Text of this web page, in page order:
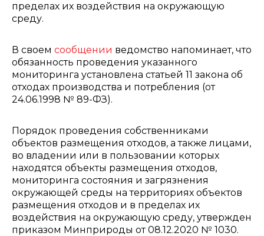
пределах их воздействия на окружающую
среду.
В своем сообщении ведомство напоминает, что
обязанность проведения указанного
мониторинга установлена статьей 11 закона об
отходах производства и потребления (от
24.06.1998 № 89-ФЗ).
Порядок проведения собственниками
объектов размещения отходов, а также лицами,
во владении или в пользовании которых
находятся объекты размещения отходов,
мониторинга состояния и загрязнения
окружающей среды на территориях объектов
размещения отходов и в пределах их
воздействия на окружающую среду, утвержден
приказом Минприроды от 08.12.2020 № 1030.